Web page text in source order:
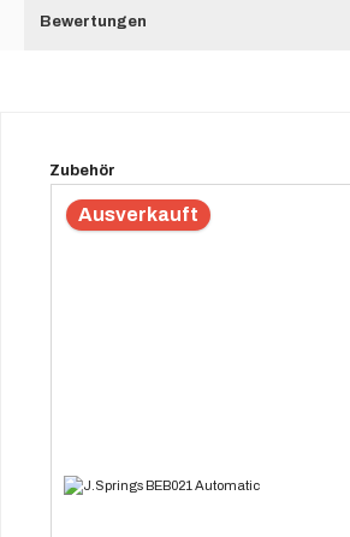
Bewertungen
Produktgalerie überspringen
Zubehör
Ausverkauft